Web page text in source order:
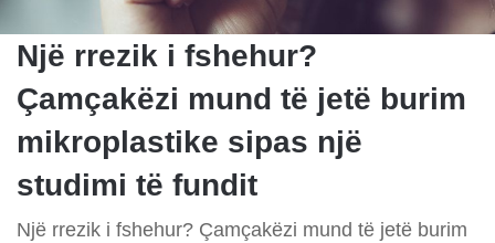
Një rrezik i fshehur?
Çamçakëzi mund të jetë burim
mikroplastike sipas një
studimi të fundit
Një rrezik i fshehur? Çamçakëzi mund të jetë burim